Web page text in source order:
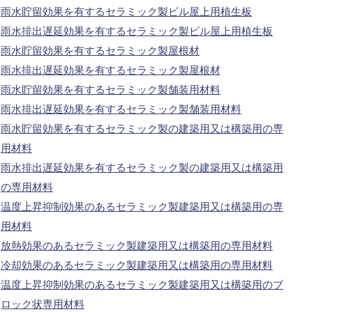
雨水貯留効果を有するセラミック製ビル屋上用植生板
雨水排出遅延効果を有するセラミック製ビル屋上用植生板
雨水貯留効果を有するセラミック製屋根材
雨水排出遅延効果を有するセラミック製屋根材
雨水貯留効果を有するセラミック製舗装用材料
雨水排出遅延効果を有するセラミック製舗装用材料
雨水貯留効果を有するセラミック製の建築用又は構築用の専
用材料
雨水排出遅延効果を有するセラミック製の建築用又は構築用
の専用材料
温度上昇抑制効果のあるセラミック製建築用又は構築用の専
用材料
放熱効果のあるセラミック製建築用又は構築用の専用材料
冷却効果のあるセラミック製建築用又は構築用の専用材料
温度上昇抑制効果のあるセラミック製建築用又は構築用のブ
ロック状専用材料